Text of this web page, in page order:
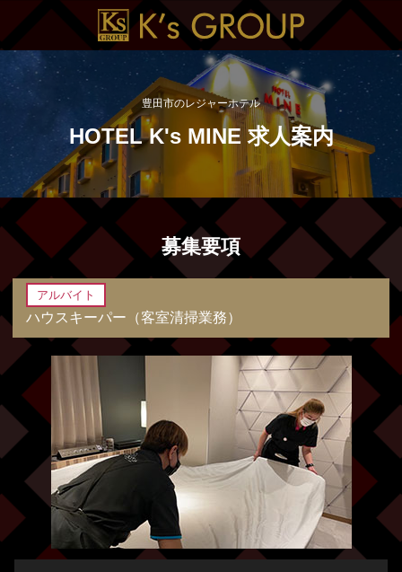
豊田市のレジャーホテル
HOTEL K's MINE 求人案内
募集要項
アルバイト
ハウスキーパー（客室清掃業務）